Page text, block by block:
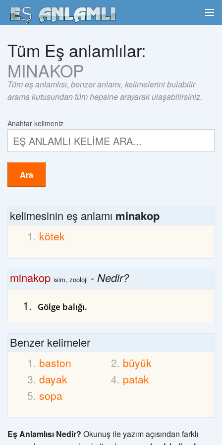
Tüm Eş anlamlılar:
MINAKOP
Tüm eş anlamlısı, benzer anlamı, kelimelerini bulabilir
arama kutusundan tüm hepsine arayarak ulaşabilirsiniz.
Anahtar kelimeniz
Ara
kelimesinin eş anlamı minakop
kötek
minakop isim, zooloji -Nedir?
Gölge balığı.
Benzer kelimeler
baston
büyük
dayak
patak
sopa
Eş Anlamlısı Nedir? Okunuş ile yazım açısından farklı